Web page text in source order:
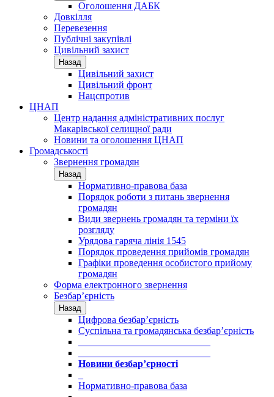
Оголошення ДАБК
Довкілля
Перевезення
Публічні закупівлі
Цивільний захист
Назад
Цивільний захист
Цивільний фронт
Нацспротив
ЦНАП
Центр надання адміністративних послуг
Макарівської селищної ради
Новини та оголошення ЦНАП
Громадськості
Звернення громадян
Назад
Нормативно-правова база
Порядок роботи з питань звернення
громадян
Види звернень громадян та терміни їх
розгляду
Урядова гаряча лінія 1545
Порядок проведення прийомів громадян
Графіки проведення особистого прийому
громадян
Форма електронного звернення
Безбар’єрність
Назад
Цифрова безбар’єрність
Суспільна та громадянська безбар’єрність
Новини безбар’єрності
Нормативно-правова база